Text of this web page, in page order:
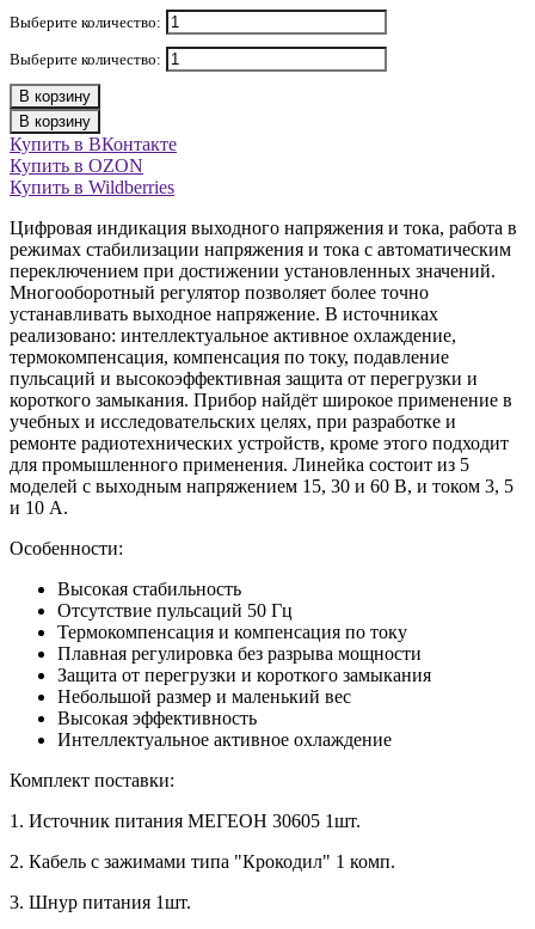
Выберите количество:
Выберите количество:
В корзину
В корзину
Купить в ВКонтакте
Купить в OZON
Купить в Wildberries
Цифровая индикация выходного напряжения и тока, работа в
режимах стабилизации напряжения и тока с автоматическим
переключением при достижении установленных значений.
Многооборотный регулятор позволяет более точно
устанавливать выходное напряжение. В источниках
реализовано: интеллектуальное активное охлаждение,
термокомпенсация, компенсация по току, подавление
пульсаций и высокоэффективная защита от перегрузки и
короткого замыкания. Прибор найдёт широкое применение в
учебных и исследовательских целях, при разработке и
ремонте радиотехнических устройств, кроме этого подходит
для промышленного применения. Линейка состоит из 5
моделей с выходным напряжением 15, 30 и 60 В, и током 3, 5
и 10 А.
Особенности:
Высокая стабильность
Отсутствие пульсаций 50 Гц
Термокомпенсация и компенсация по току
Плавная регулировка без разрыва мощности
Защита от перегрузки и короткого замыкания
Небольшой размер и маленький вес
Высокая эффективность
Интеллектуальное активное охлаждение
Комплект поставки:
1. Источник питания МЕГЕОН 30605 1шт.
2. Кабель с зажимами типа "Крокодил" 1 комп.
3. Шнур питания 1шт.